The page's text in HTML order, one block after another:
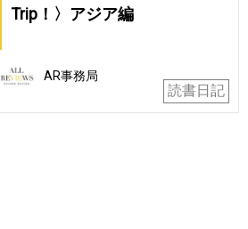
Trip！〉アジア編
AR事務局
読書日記